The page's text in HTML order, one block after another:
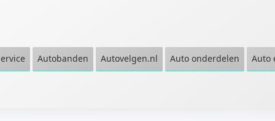
Autobanden Autovelgen.nl Auto onderdelen Auto